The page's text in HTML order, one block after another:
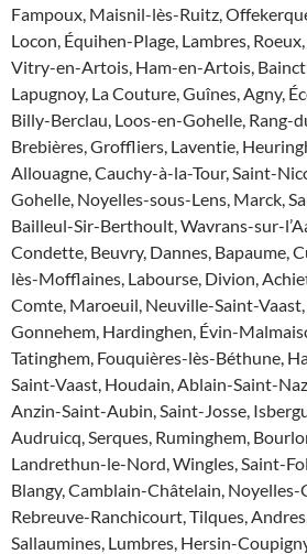
Fampoux, Maisnil-lès-Ruitz,
Locon, Équihen-Plage, Lambres,
Vitry-en-Artois, Ham-en-Artois,
Lapugnoy, La Couture, Guînes, Agny,
Billy-Berclau, Loos-en-Gohelle, Rang-
Brebières, Groffliers, Laventie,
Allouagne, Cauchy-à-la-Tour, Saint-
Gohelle, Noyelles-sous-Lens, Marck,
Bailleul-Sir-Berthoult, Wavrans-sur-
Condette, Beuvry, Dannes, Bapaume,
lès-Mofflaines, Labourse, Divion,
Comte, Maroeuil, Neuville-Saint-Vaast,
Gonnehem, Hardinghen, Évin-
Tatinghem, Fouquières-lès-Béthune,
Saint-Vaast, Houdain, Ablain-Saint-
Anzin-Saint-Aubin, Saint-Josse,
Audruicq, Serques, Ruminghem,
Landrethun-le-Nord, Wingles, Saint-
Blangy, Camblain-Châtelain,
Rebreuve-Ranchicourt, Tilques,
Sallaumines, Lumbres, Hersin-